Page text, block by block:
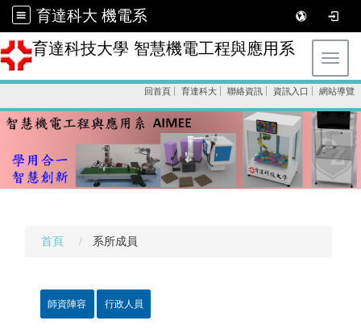
育達科大 機電系
育達科技大學 智慧機電工程與應用系
回首頁 育達科大 聯絡資訊 資訊入口 網站導覽
首頁 系所成員
師資陣容 行政人員